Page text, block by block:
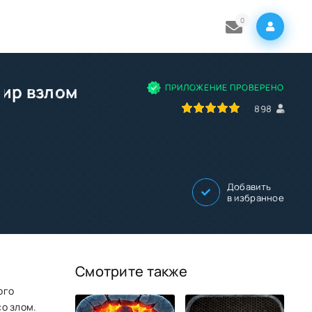
0
взлом
ПРИЛОЖЕНИЕ ПРОВЕРЕНО
898
Добавить
в избранное
злом.
Смотрите также